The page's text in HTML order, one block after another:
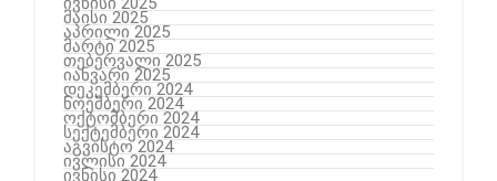
მაისი 2025
აპრილი 2025
მარტი 2025
თებერვალი 2025
იანვარი 2025
დეკემბერი 2024
ნოემბერი 2024
ოქტომბერი 2024
სექტემბერი 2024
აგვისტო 2024
ივლისი 2024
ივნისი 2024